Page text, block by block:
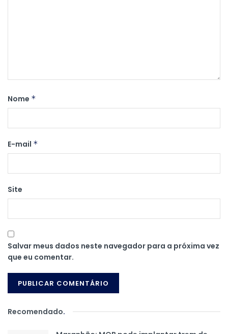
Nome *
E-mail *
Site
Salvar meus dados neste navegador para a próxima vez
que eu comentar.
Recomendado.